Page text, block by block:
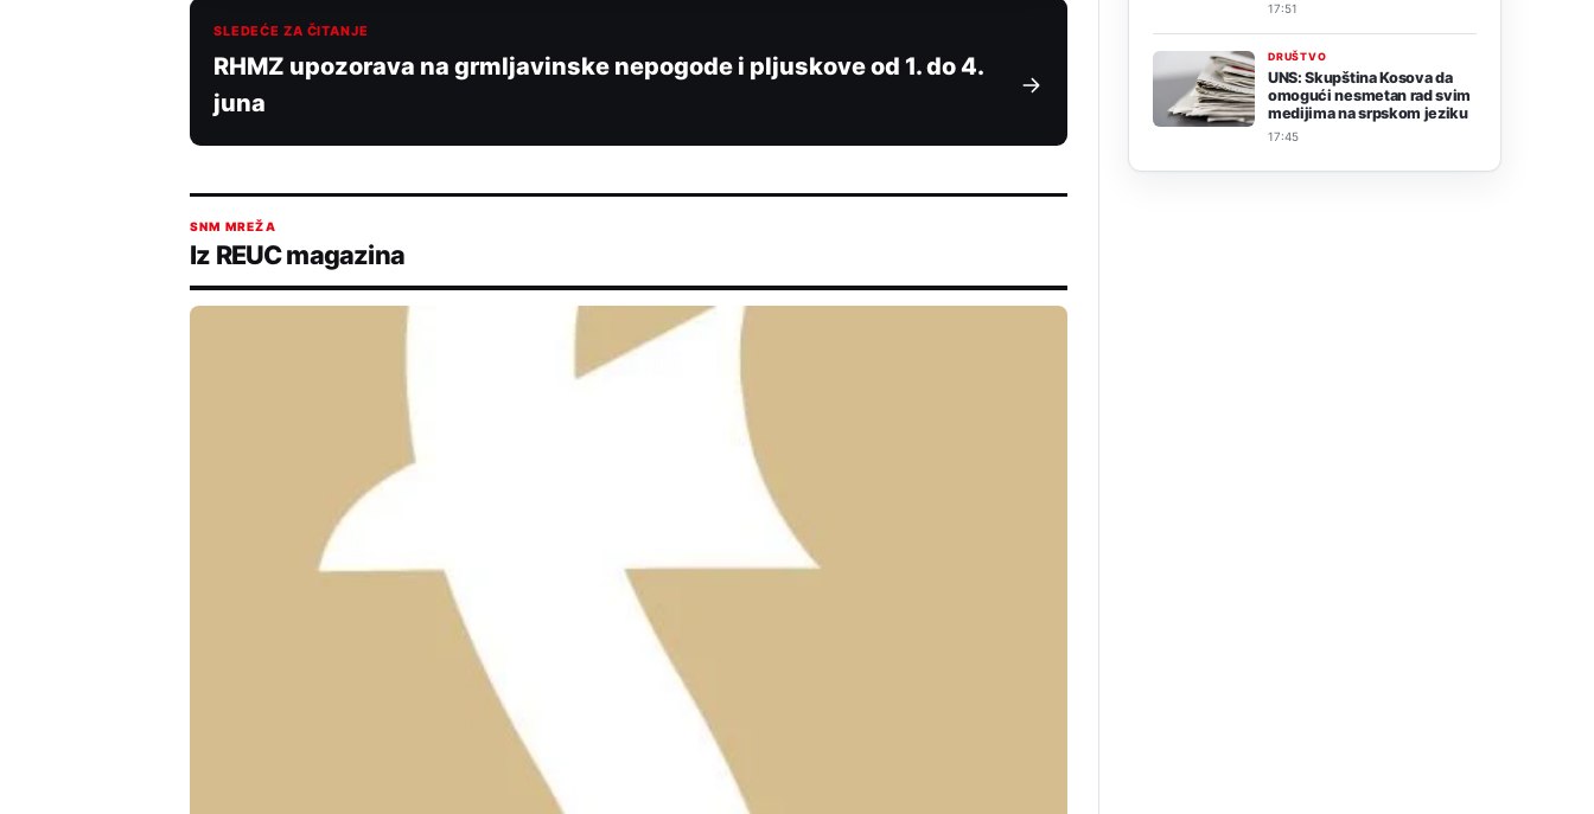
SLEDEĆE ZA ČITANJE
RHMZ upozorava na grmljavinske nepogode i pljuskove od 1. do 4.
juna
SNM MREŽA
Iz REUC magazina
17:51
DRUŠTVO
UNS: Skupština Kosova da
omogući nesmetan rad svim
medijima na srpskom jeziku
17:45